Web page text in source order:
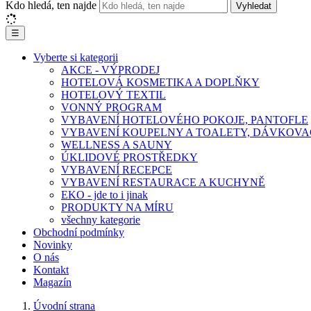
Kdo hledá, ten najde Vyhledat
☰
Vyberte si kategorii
AKCE - VÝPRODEJ
HOTELOVÁ KOSMETIKA A DOPLŇKY
HOTELOVÝ TEXTIL
VONNÝ PROGRAM
VYBAVENÍ HOTELOVÉHO POKOJE, PANTOFLE
VYBAVENÍ KOUPELNY A TOALETY,
WELLNESS A SAUNY
ÚKLIDOVÉ PROSTŘEDKY
VYBAVENÍ RECEPCE
VYBAVENÍ RESTAURACE A KUCHYNĚ
EKO - jde to i jinak
PRODUKTY NA MÍRU
všechny kategorie
Obchodní podmínky
Novinky
O nás
Kontakt
Magazín
Úvodní strana